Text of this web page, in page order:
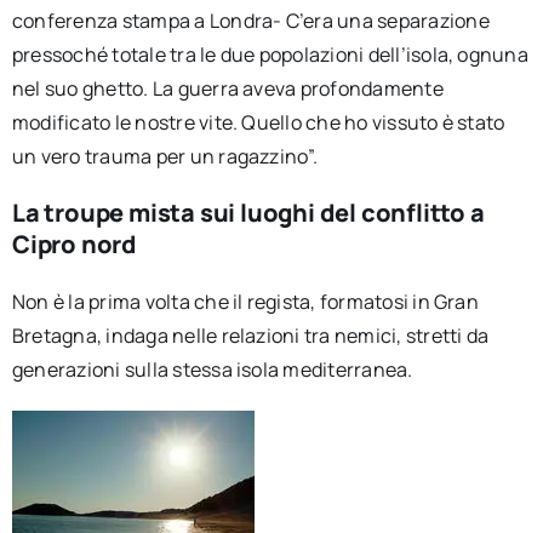
conferenza stampa a Londra- C’era una separazione
pressoché totale tra le due popolazioni dell’isola, ognuna
nel suo ghetto. La guerra aveva profondamente
modificato le nostre vite. Quello che ho vissuto è stato
un vero trauma per un ragazzino”.
La troupe mista sui luoghi del conflitto a
Cipro nord
Non è la prima volta che il regista, formatosi in Gran
Bretagna, indaga nelle relazioni tra nemici, stretti da
generazioni sulla stessa isola mediterranea.